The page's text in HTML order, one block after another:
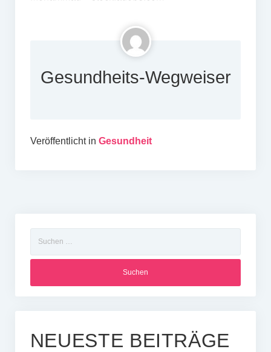
Gesundheits-Wegweiser
Veröffentlicht in Gesundheit
nach:
NEUESTE BEITRÄGE